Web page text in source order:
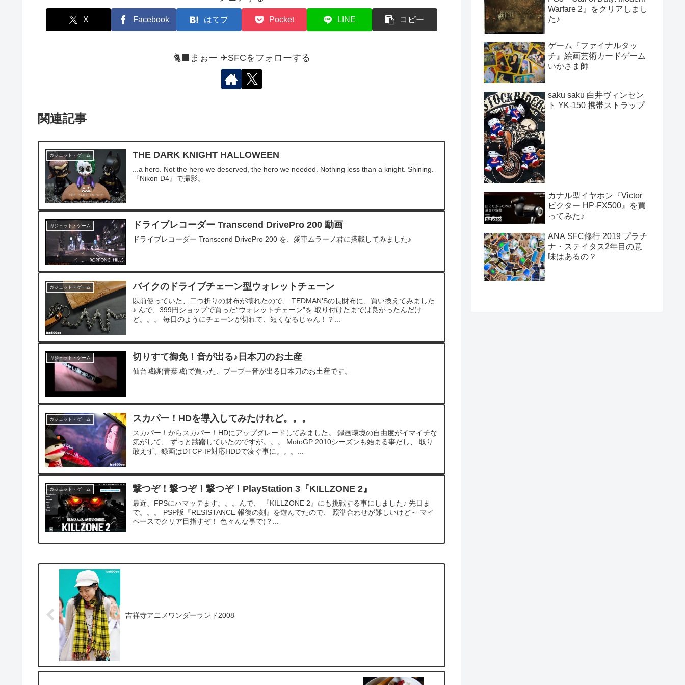
X Facebook はてブ Pocket LINE コピー
🐈‍⬛まぉー ✈︎SFCをフォローする
関連記事
ガジェット・ゲーム THE DARK KNIGHT HALLOWEEN
...a hero. Not the hero we deserved, the hero we needed. Nothing less than a knight. Shining.
『Nikon D4』で撮影。
ガジェット・ゲーム ドライブレコーダー Transcend DrivePro 200 動画
ドライブレコーダー Transcend DrivePro 200 を、愛車ムラーノ君に搭載してみました♪
ガジェット・ゲーム バイクのドライブチェーン型ウォレットチェーン
以前使っていた、二つ折りの財布が壊れたので、 TEDMAN'Sの長財布に、買い換えてみました
♪ んで、399円ショップで買った“ウォレットチェーン”を 取り付けたまでは良かったんだけ
ど。。。 毎日のようにチェーンが切れて、短くなるじゃん！？...
ガジェット・ゲーム 切りすて御免！音が出る♪日本刀のお土産
仙台城跡(青葉城)で買った、ブーブー音が出る日本刀のお土産です。
ガジェット・ゲーム スカパー！HDを導入してみたけれど。。。
スカパー！からスカパー！HDにアップグレードしてみました。 録画環境の自由度がイマイチな
気がして、 ずっと躊躇していたのですが。。。 MotoGP 2010シーズンも始まる事だし、 取り
敢えず、録画はDTCP-IP対応HDDで凌ぐ事に。。。...
ガジェット・ゲーム 撃つぞ！撃つぞ！撃つぞ！PlayStation 3『KILLZONE 2』
最近、FPSにハマッテます。。。んで、 『KILLZONE 2』にも挑戦する事にしました♪ 先日ま
で。。。 PSP版『RESISTANCE 報復の刻』を遊んでたので、 照準合わせが難しいけど～ マイ
ペースでクリア目指すぞ！ 色々んな事で(？...
吉祥寺アニメワンダーランド2008
Warfare 2』をクリアしまし
た♪
ゲーム『ファイナルタッ
チ』絵画芸術カードゲーム
いかさま師
saku saku 白井ヴィンセン
ト YK-150 携帯ストラップ
カナル型イヤホン『Victor
ビクター HP-FX500』を買
ってみた♪
ANA SFC修行 2019 プラチ
ナ・ステイタス2年目の意
味はあるの？